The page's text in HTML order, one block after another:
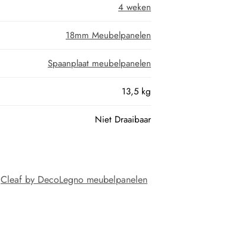
4 weken
18mm Meubelpanelen
Spaanplaat meubelpanelen
13,5 kg
Niet Draaibaar
Cleaf by DecoLegno meubelpanelen